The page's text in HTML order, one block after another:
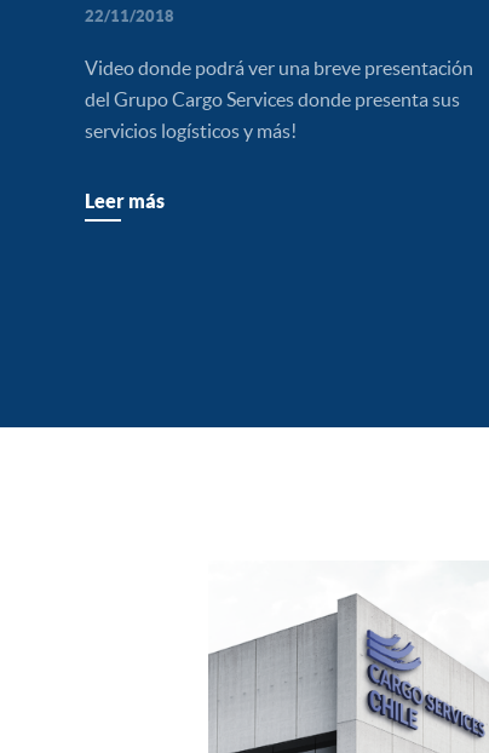
SEGUROS
22/11/2018
Video donde podrá ver una breve presentación
del Grupo Cargo Services donde presenta sus
servicios logísticos y más!
Leer más